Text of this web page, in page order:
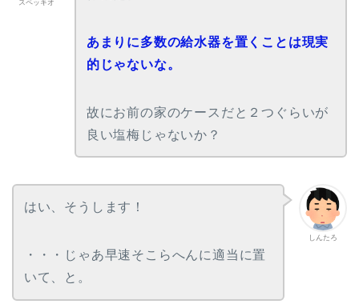
スペッキオ
あまりに多数の給水器を置くことは現実
的じゃないな。
故にお前の家のケースだと２つぐらいが
良い塩梅じゃないか？
しんたろ
はい、そうします！
・・・じゃあ早速そこらへんに適当に置
いて、と。